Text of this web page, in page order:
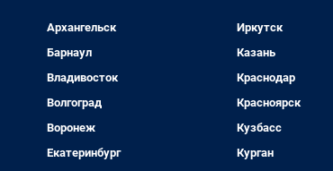
Архангельск
Барнаул
Владивосток
Волгоград
Воронеж
Екатеринбург
Иркутск
Казань
Краснодар
Красноярск
Кузбасс
Курган